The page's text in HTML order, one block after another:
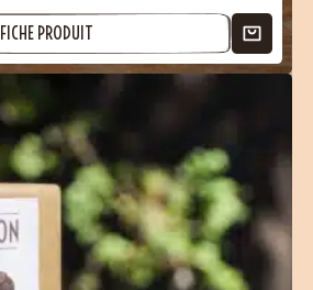
FICHE PRODUIT